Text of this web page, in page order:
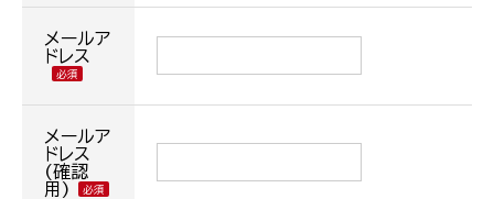
メールア
ドレス
メールア
ドレス
(確認
用)